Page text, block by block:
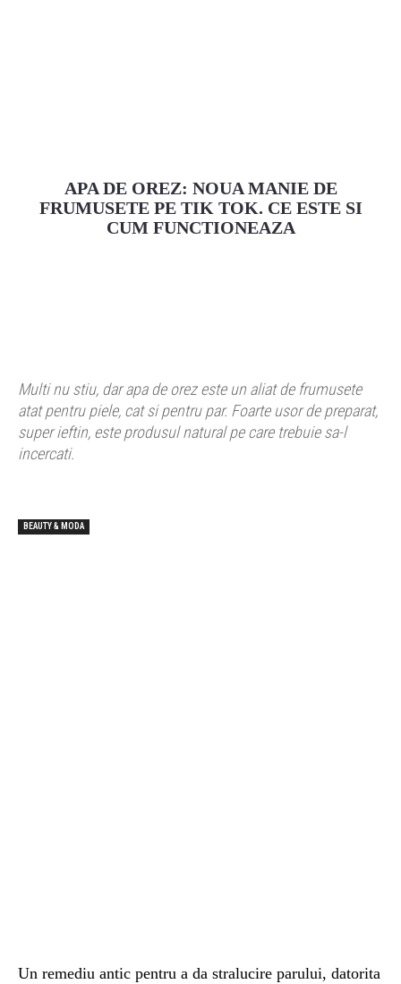
APA DE OREZ: NOUA MANIE DE
FRUMUSETE PE TIK TOK. CE ESTE SI
CUM FUNCTIONEAZA
Multi nu stiu, dar apa de orez este un aliat de frumusete
atat pentru piele, cat si pentru par. Foarte usor de preparat,
super ieftin, este produsul natural pe care trebuie sa-l
incercati.
BEAUTY & MODA
Un remediu antic pentru a da stralucire parului, datorita